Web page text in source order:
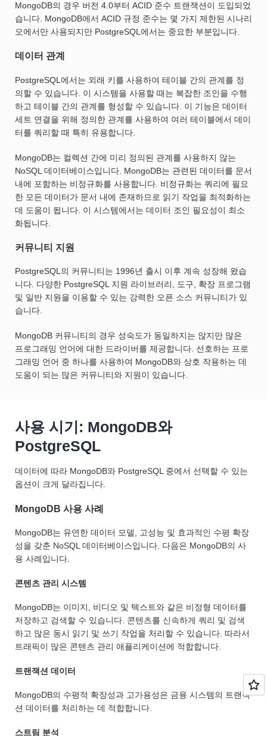
MongoDB의 경우 버전 4.0부터 ACID 준수 트랜잭션이 도입되었
습니다. MongoDB에서 ACID 규정 준수는 몇 가지 제한된 시나리
오에서만 사용되지만 PostgreSQL에서는 중요한 부분입니다.
데이터 관계
PostgreSQL에서는 외래 키를 사용하여 테이블 간의 관계를 정
의할 수 있습니다. 이 시스템을 사용할 때는 복잡한 조인을 수행
하고 테이블 간의 관계를 형성할 수 있습니다. 이 기능은 데이터
세트 연결을 위해 정의한 관계를 사용하여 여러 테이블에서 데이
터를 쿼리할 때 특히 유용합니다.
MongoDB는 컬렉션 간에 미리 정의된 관계를 사용하지 않는
NoSQL 데이터베이스입니다. MongoDB는 관련된 데이터를 문서
내에 포함하는 비정규화를 사용합니다. 비정규화는 쿼리에 필요
한 모든 데이터가 문서 내에 존재하므로 읽기 작업을 최적화하는
데 도움이 됩니다. 이 시스템에서는 데이터 조인 필요성이 최소
화됩니다.
커뮤니티 지원
PostgreSQL의 커뮤니티는 1996년 출시 이후 계속 성장해 왔습
니다. 다양한 PostgreSQL 지원 라이브러리, 도구, 확장 프로그램
및 일반 지원을 이용할 수 있는 강력한 오픈 소스 커뮤니티가 있
습니다.
MongoDB 커뮤니티의 경우 성숙도가 동일하지는 않지만 많은
프로그래밍 언어에 대한 드라이버를 제공합니다. 선호하는 프로
그래밍 언어 중 하나를 사용하여 MongoDB와 상호 작용하는 데
도움이 되는 많은 커뮤니티와 지원이 있습니다.
사용 시기: MongoDB와
PostgreSQL
데이터에 따라 MongoDB와 PostgreSQL 중에서 선택할 수 있는
옵션이 크게 달라집니다.
MongoDB 사용 사례
MongoDB는 유연한 데이터 모델, 고성능 및 효과적인 수평 확장
성을 갖춘 NoSQL 데이터베이스입니다. 다음은 MongoDB의 사
용 사례입니다.
콘텐츠 관리 시스템
MongoDB는 이미지, 비디오 및 텍스트와 같은 비정형 데이터를
저장하고 검색할 수 있습니다. 콘텐츠를 신속하게 쿼리 및 검색
하고 많은 동시 읽기 및 쓰기 작업을 처리할 수 있습니다. 따라서
트래픽이 많은 콘텐츠 관리 애플리케이션에 적합합니다.
트랜잭션 데이터
MongoDB의 수평적 확장성과 고가용성은 금융 시스템의 트랜잭
션 데이터를 처리하는 데 적합합니다.
스트림 분석